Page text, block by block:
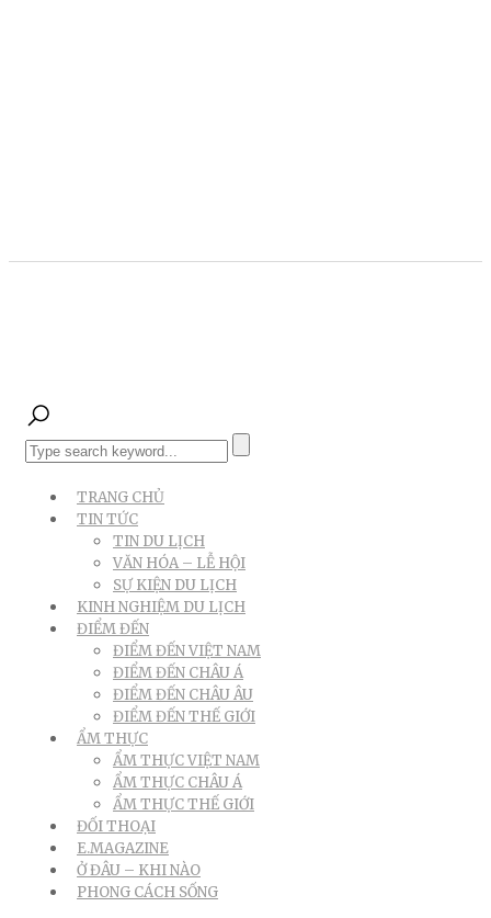
TRANG CHỦ
TIN TỨC
TIN DU LỊCH
VĂN HÓA – LỄ HỘI
SỰ KIỆN DU LỊCH
KINH NGHIỆM DU LỊCH
ĐIỂM ĐẾN
ĐIỂM ĐẾN VIỆT NAM
ĐIỂM ĐẾN CHÂU Á
ĐIỂM ĐẾN CHÂU ÂU
ĐIỂM ĐẾN THẾ GIỚI
ẨM THỰC
ẨM THỰC VIỆT NAM
ẨM THỰC CHÂU Á
ẨM THỰC THẾ GIỚI
ĐỐI THOẠI
E.MAGAZINE
Ở ĐÂU – KHI NÀO
PHONG CÁCH SỐNG